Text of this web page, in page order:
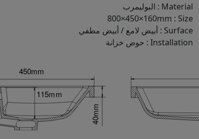
Material
: البوليمرب
Size
:
800×450×160mm
Surface
: أبيض لامع / أبيض مطفي
Installation
: حوض خزانة